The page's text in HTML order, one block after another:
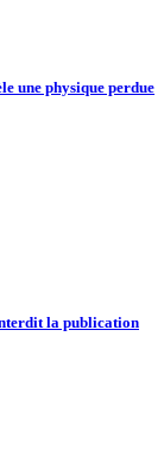
une physique perdue
la publication